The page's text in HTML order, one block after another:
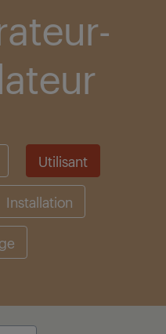
Utilisant
Installation